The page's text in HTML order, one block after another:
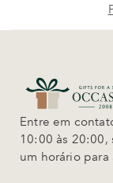
Entre em
10:00 às 20:00,
um horário